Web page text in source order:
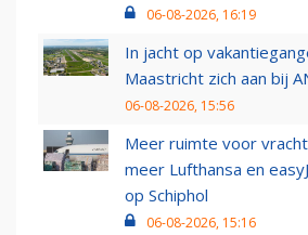
06-08-2026, 16:19
In jacht op
Maastricht zich aan bij
06-08-2026, 15:56
Meer ruimte voor
meer Lufthansa en
op Schiphol
06-08-2026, 15:16